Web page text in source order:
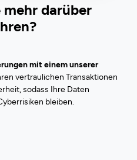
darüber
mit einem unserer
vertraulichen Transaktionen
sodass Ihre Daten
bleiben.